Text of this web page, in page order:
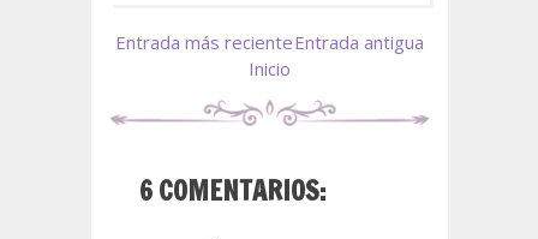
Entrada más recienteEntrada antigua
Inicio
6 COMENTARIOS: